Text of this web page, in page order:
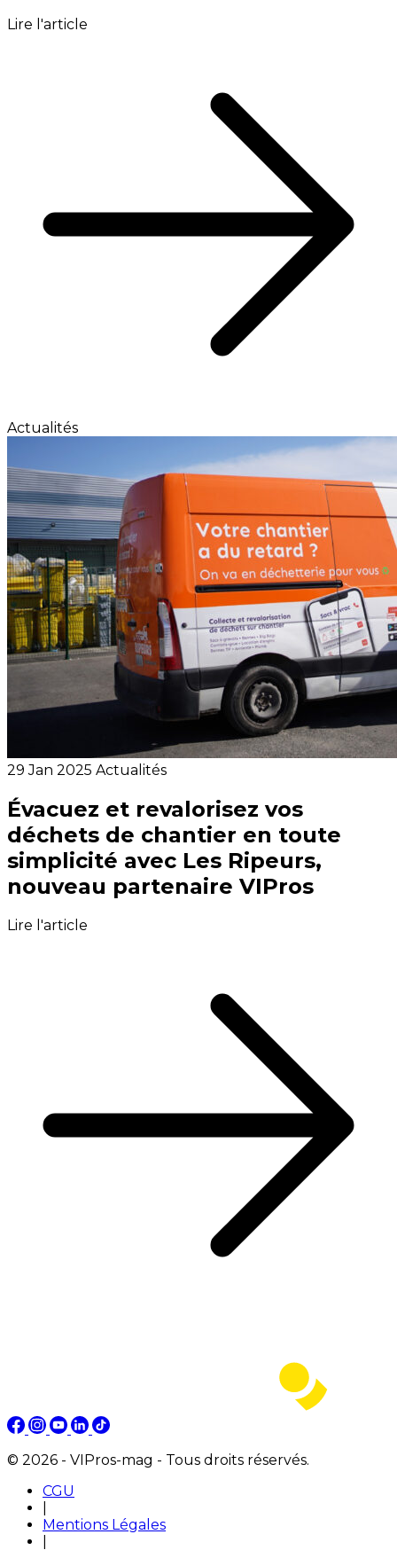
Lire l'article
Actualités
29 Jan 2025 Actualités
Évacuez et revalorisez vos
déchets de chantier en toute
simplicité avec Les Ripeurs,
nouveau partenaire VIPros
Lire l'article
© 2026 - VIPros-mag - Tous droits réservés.
CGU
Mentions Légales